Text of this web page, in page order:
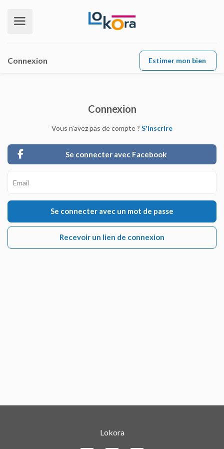
Connexion Estimer mon bien
Connexion
Vous n'avez pas de compte ? S'inscrire
Se connecter avec Facebook
Se connecter avec un mot de passe
Recevoir un lien de connexion
Lokora